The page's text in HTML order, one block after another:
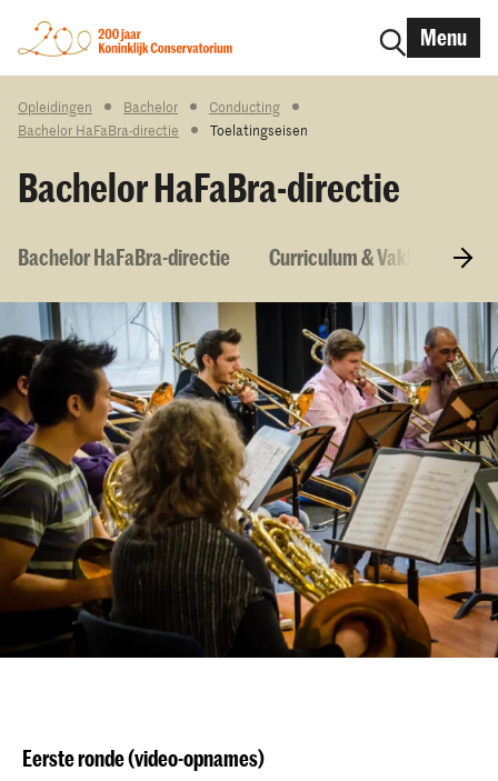
Menu
Opleidingen Bachelor
Conducting
Bachelor HaFaBra-directie
Toelatingseisen
Bachelor HaFaBra-directie
Bachelor HaFaBra-directie Curriculum & Vakken
Eerste ronde (video-opnames)